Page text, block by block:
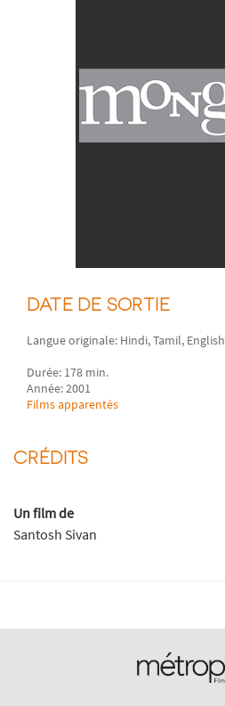
DATE DE SORTIE
Langue originale: Hindi, Tamil, English
Durée: 178 min.
Année: 2001
Films apparentés
CRÉDITS
Un film de
Santosh Sivan